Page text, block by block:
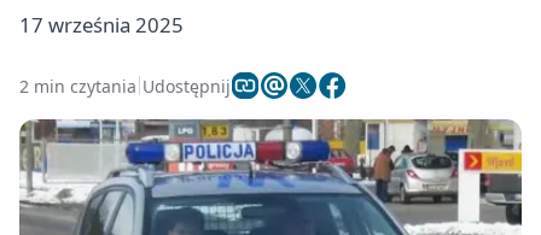
17 września 2025
2 min czytania Udostępnij